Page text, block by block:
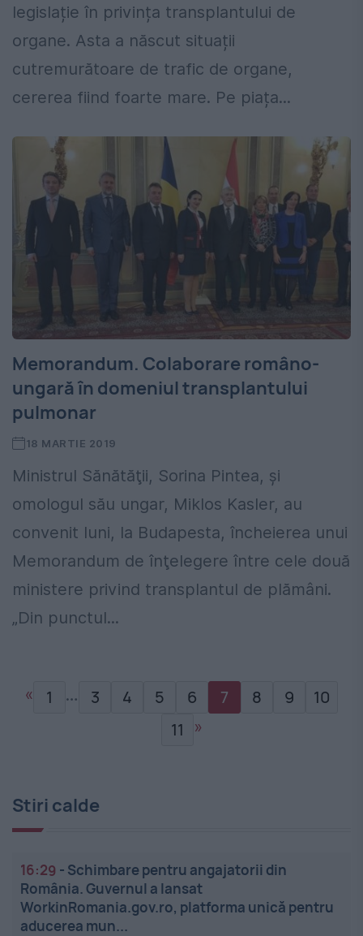
legislație în privința transplantului de
organe. Asta a născut situații
cutremurătoare de trafic de organe,
cererea fiind foarte mare. Pe piața...
Memorandum. Colaborare româno-
ungară în domeniul transplantului
pulmonar
18 MARTIE 2019
Ministrul Sănătăţii, Sorina Pintea, şi
omologul său ungar, Miklos Kasler, au
convenit luni, la Budapesta, încheierea unui
Memorandum de înţelegere între cele două
ministere privind transplantul de plămâni.
„Din punctul...
« 1 … 3 4 5 6 7 8 9
10
11
»
Stiri calde
16:29 - Schimbare pentru angajatorii din
România. Guvernul a lansat
WorkinRomania.gov.ro, platforma unică pentru
aducerea mun...